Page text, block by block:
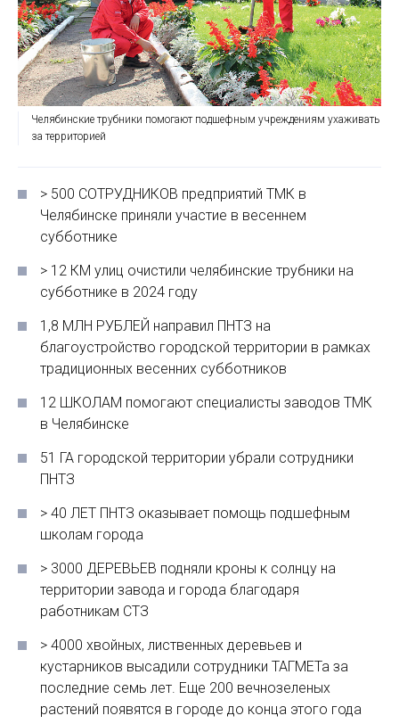
Челябинские трубники помогают подшефным учреждениям ухаживать
за территорией
> 500 СОТРУДНИКОВ предприятий ТМК в
Челябинске приняли участие в весеннем
субботнике
> 12 КМ улиц очистили челябинские трубники на
субботнике в 2024 году
1,8 МЛН РУБЛЕЙ направил ПНТЗ на
благоустройство городской территории в рамках
традиционных весенних субботников
12 ШКОЛАМ помогают специалисты заводов ТМК
в Челябинске
51 ГА городской территории убрали сотрудники
ПНТЗ
> 40 ЛЕТ ПНТЗ оказывает помощь подшефным
школам города
> 3000 ДЕРЕВЬЕВ подняли кроны к солнцу на
территории завода и города благодаря
работникам СТЗ
> 4000 хвойных, лиственных деревьев и
кустарников высадили сотрудники ТАГМЕТа за
последние семь лет. Еще 200 вечнозеленых
растений появятся в городе до конца этого года